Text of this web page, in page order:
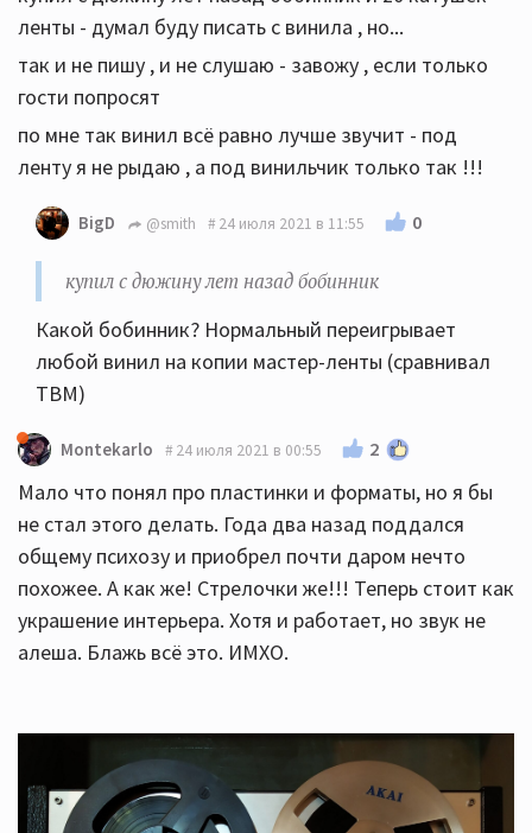
ленты - думал буду писать с винила , но...
так и не пишу , и не слушаю - завожу , если только
гости попросят
по мне так винил всё равно лучше звучит - под
ленту я не рыдаю , а под винильчик только так !!!
BigD @smith 24 июля 2021 в 11:55 0
купил с дюжину лет назад бобинник
Какой бобинник? Нормальный переигрывает
любой винил на копии мастер-ленты (сравнивал
TBM)
Montekarlo 24 июля 2021 в 00:55 2
Мало что понял про пластинки и форматы, но я бы
не стал этого делать. Года два назад поддался
общему психозу и приобрел почти даром нечто
похожее. А как же! Стрелочки же!!! Теперь стоит как
украшение интерьера. Хотя и работает, но звук не
алеша. Блажь всё это. ИМХО.